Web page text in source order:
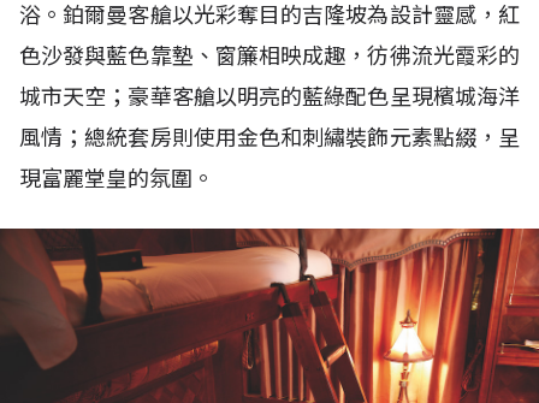
浴。鉑爾曼客艙以光彩奪目的吉隆坡為設計靈感，紅
色沙發與藍色靠墊、窗簾相映成趣，彷彿流光霞彩的
城市天空；豪華客艙以明亮的藍綠配色呈現檳城海洋
風情；總統套房則使用金色和刺繡裝飾元素點綴，呈
現富麗堂皇的氛圍。